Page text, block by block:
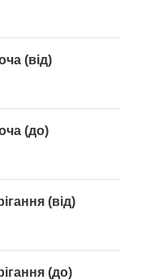
(від)
(до)
(від)
(до)